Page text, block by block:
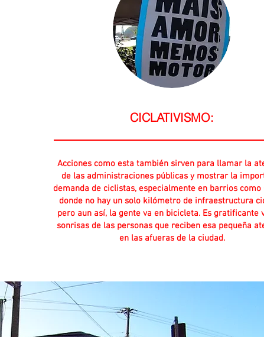
CICLATIVISMO:
​Acciones como esta también sirven para llamar la
de las administraciones públicas y mostrar la
demanda de ciclistas, especialmente en barrios como
donde no hay un solo kilómetro de infraestructura
pero aun así, la gente va en bicicleta. Es gratificante
sonrisas de las personas que reciben esa pequeña
en las afueras de la ciudad.